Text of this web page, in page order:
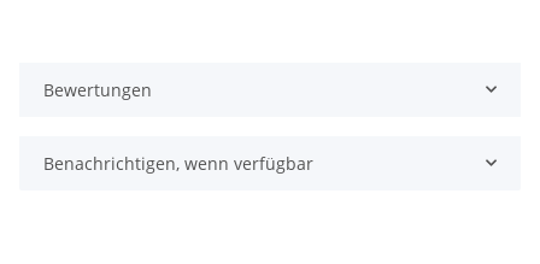
Bewertungen
Benachrichtigen, wenn verfügbar